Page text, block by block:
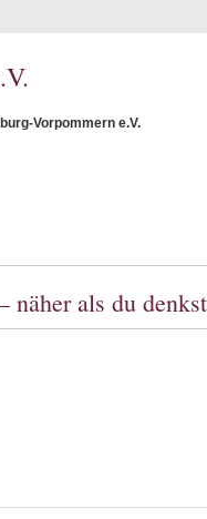
Vorpommern e.V.
näher als du denkst